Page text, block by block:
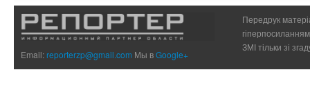
Email:reporterzp@gmail.com Мы вGoogle+
Передрук
ЗМІ тільки зі